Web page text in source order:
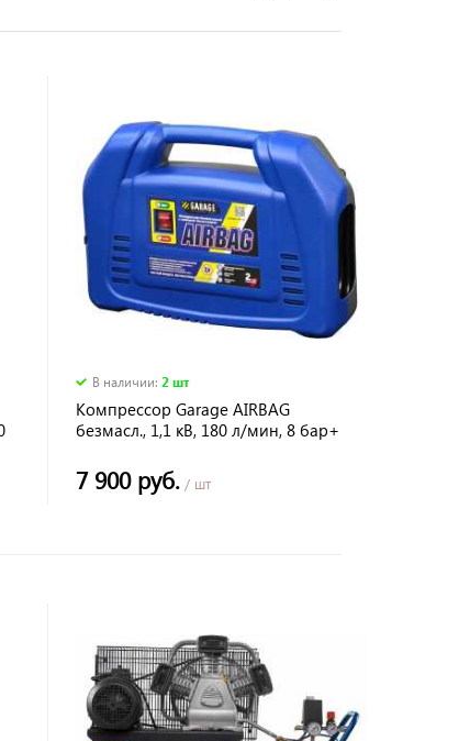
В наличии:2 шт
Компрессор Garage AIRBAG
безмасл., 1,1 кВ, 180 л/мин, 8 бар+
7 900 руб. / шт